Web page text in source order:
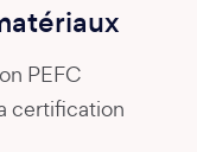
PEFC
certification